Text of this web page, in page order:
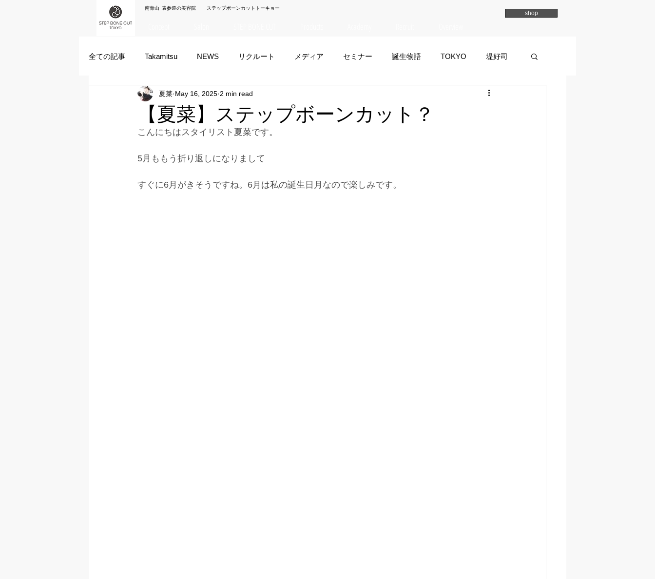
南青山 表参道の美容院 ステップボーンカットトーキョー
shop
全ての記事 Takamitsu NEWS リクルート メディア セミナー 誕生物語 TOKYO 堤好司
Akane Kanda HAYATO 夏菜 イマイマユ
ズシヒロヤ 竹原拓摩 お笑い
【夏菜】ステップボーンカット？
夏菜 May 16, 2025 2 min read
こんにちはスタイリスト夏菜です。
5月ももう折り返しになりまして
すぐに6月がきそうですね。6月は私の誕生日月なので楽しみです。